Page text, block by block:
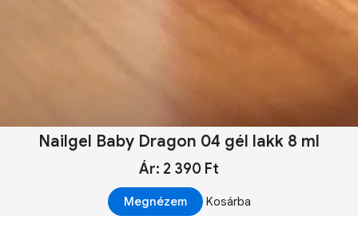
Nailgel Baby Dragon 04 gél lakk 8 ml
Ár: 2 390 Ft
Megnézem Kosárba